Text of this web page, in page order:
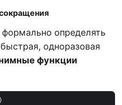
определять
одноразовая
функции